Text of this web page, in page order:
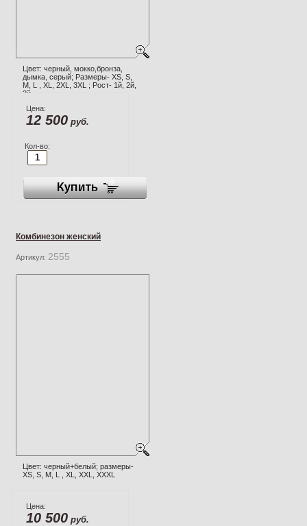
Цвет: черный, мокко,бронза,
дымка, серый; Размеры- XS, S,
M, L , XL, 2XL, 3XL ; Рост- 1й, 2й,
3й.
Цена:
12 500 руб.
Кол-во:
Комбинезон женский
Артикул: 2555
Цвет: черный+белый; размеры-
XS, S, M, L , XL, XXL, XXXL
Цена:
10 500 руб.